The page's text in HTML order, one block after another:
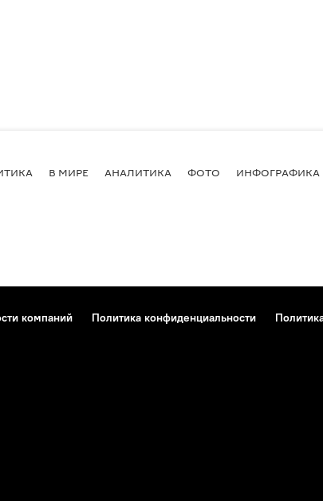
В МИРЕ АНАЛИТИКА ФОТО ИНФОГРАФИКА
компаний Политика конфиденциальности